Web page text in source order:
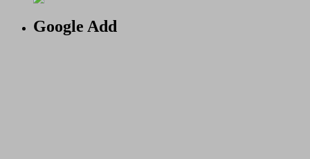
Google Add